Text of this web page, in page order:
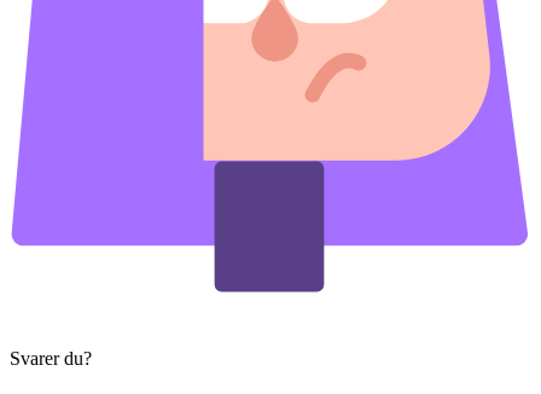
Svarer du?